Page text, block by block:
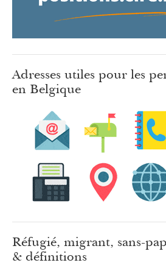
Adresses utiles pour les
en Belgique
Réfugié, migrant, sans-
& définitions